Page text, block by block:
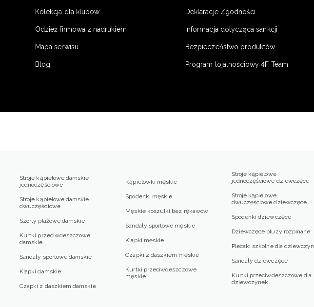
Kolekcja dla klubów
Odzież firmowa z nadrukiem
Mapa serwisu
Blog
Deklaracje Zgodności
Informacja dotycząca sankcji
Bezpieczeństwo produktów
Program lojalnościowy 4F Team
Stroje kąpielowe damskie
jednoczęściowe
Stroje kąpielowe damskie
dwuczęściowe
Szorty plażowe damskie
Kurtki przeciwdeszczowe
damskie
Sandały sportowe damskie
Klapki damskie
Czapki z daszkiem damskie
Kąpielówki męskie
Spodenki męskie
Męskie koszulki bez rękawów
Sandały sportowe męskie
Klapki męskie
Czapki z daszkiem męskie
Kurtki przeciwdeszczowe
męskie
Stroje kąpielowe
jednoczęściowe dziewczęce
Stroje kąpielowe
dwuczęściowe dziewczęce
Spodenki dziewczęce
Dziewczęce bluzy rozpinane
Plecaki szkolne dla dziewczyn
Sandały dziewczęce
Kurtki przeciwdeszczowe dla
dziewczynek